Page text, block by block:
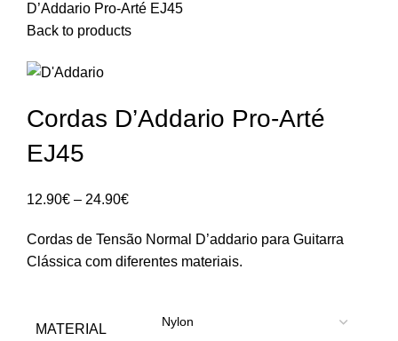
D’Addario Pro-Arté EJ45
Back to products
Cordas D’Addario Pro-Arté
EJ45
12.90€ – 24.90€Price
12.90€
through
Cordas de Tensão Normal D’addario para Guitarra
Clássica com diferentes materiais.
MATERIAL